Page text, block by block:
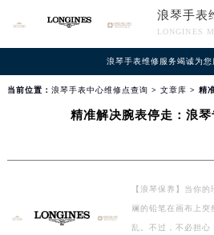
浪琴手表
LONGINES
浪琴手表维修服务竭诚为您
当前位置： 浪琴手表中心维修点查询 > 文章库 > 精
精准解决腕表停走：浪
【浪琴保养】当你
斓的铅笔在画布上突
乱。不过，不必担心